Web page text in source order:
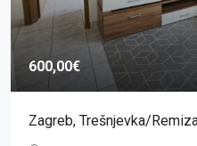
600,00€
Zagreb, Trešnjevka/